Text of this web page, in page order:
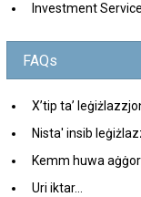
Investment
FAQs
X’tip ta’
Nista' insib
Kemm huwa
Uri iktar...